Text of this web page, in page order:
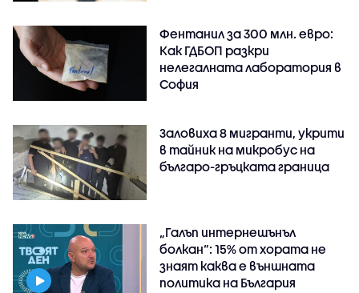
Фентанил за 300 млн. евро:
Как ГДБОП разкри
нелегалната лаборатория в
София
Заловиха 8 мигранти, укрити
в тайник на микробус на
българо-гръцката граница
„Галъп интернешънъл
болкан“: 15% от хората не
знаят каква е външната
политика на България